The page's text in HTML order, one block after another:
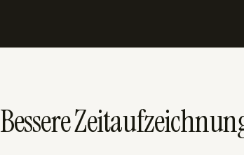
Bessere